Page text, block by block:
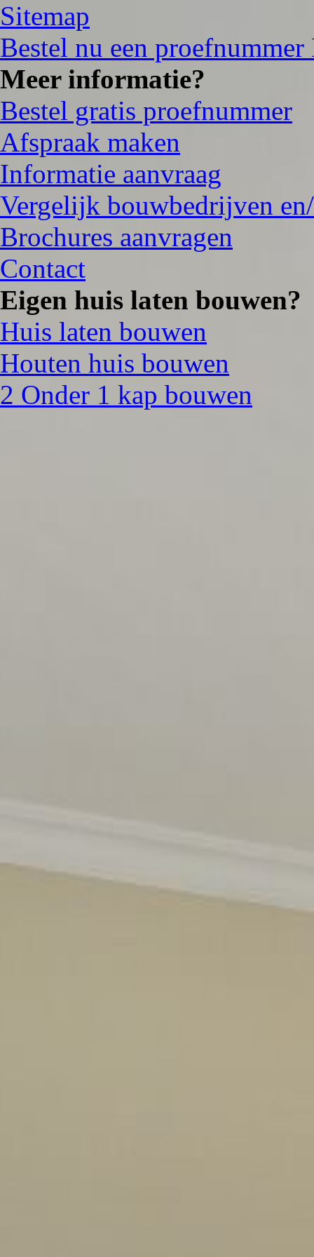
Sitemap
Bestel nu een
Meer informatie?
Bestel gratis proefnummer
Afspraak maken
Informatie aanvraag
Vergelijk bouwbedrijven
Brochures aanvragen
Contact
Eigen huis laten bouwen?
Huis laten bouwen
Houten huis bouwen
2 Onder 1 kap bouwen